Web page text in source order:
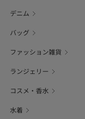
デニム
バッグ
ファッション雑貨
ランジェリー
コスメ・香水
水着